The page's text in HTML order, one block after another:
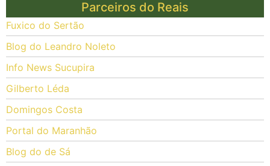
Parceiros do Reais
Fuxico do Sertão
Blog do Leandro Noleto
Info News Sucupira
Gilberto Léda
Domingos Costa
Portal do Maranhão
Blog do de Sá